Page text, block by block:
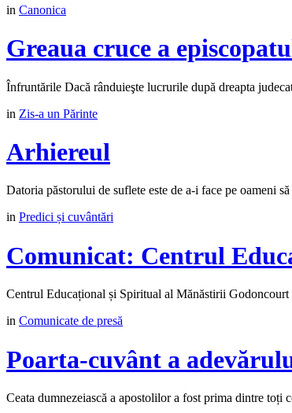
in Canonica
Greaua cruce a
Înfruntările Dacă rânduieşte lucrurile după dreapta
in Zis-a un Părinte
Arhiereul
Datoria păstorului de suflete este de a-i face pe oameni
in Predici și cuvântări
Comunicat: Centrul
Centrul Educațional și Spiritual al Mănăstirii
in Comunicate de presă
Poarta-cuvânt a
Ceata dumnezeiască a apostolilor a fost prima dintre